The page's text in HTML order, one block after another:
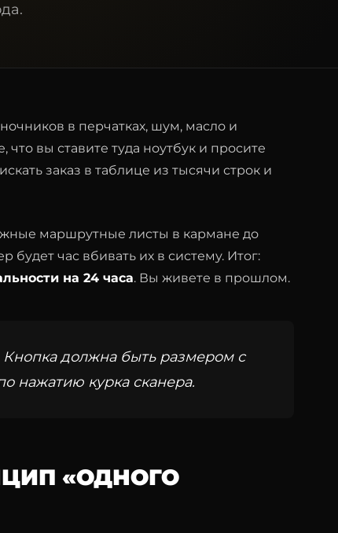
в перчатках, шум, масло и
что вы ставите туда ноутбук и просите
заказ в таблице из тысячи строк и
маршрутные листы в кармане до
будет час вбивать их в систему. Итог:
на 24 часа. Вы живете в прошлом.
должна быть размером с
нажатию курка сканера.
«ОДНОГО